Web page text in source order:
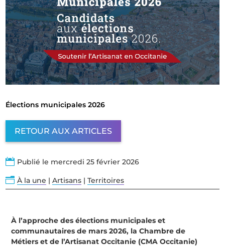
Élections municipales 2026
RETOUR AUX ARTICLES
 Publié le mercredi 25 février 2026
n À la une |Artisans |Territoires
À l’approche des élections municipales et
communautaires de mars 2026, la Chambre de
Métiers et de l’Artisanat Occitanie (CMA Occitanie)